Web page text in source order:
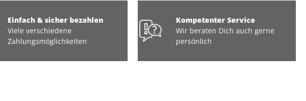
Einfach & sicher bezahlen
Viele verschiedene
Zahlungsmöglichkeiten
Kompetenter Service
Wir beraten Dich auch gerne
persönlich